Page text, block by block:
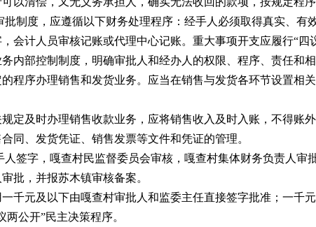
度，应遵循以下财务处理程序：经手人必须取得真实、有
会计人员审核记账或代理中心记账。重大事项开支应履行“四
部控制制度，明确审批人和经办人的权限、程序、责任和相
序办理销售和发货业务。应当在销售与发货各环节设置相
及时办理销售收款业务，应将销售收入及时入账，不得账外
、发货凭证、销售发票等文件和凭证的管理。
字，嘎查村民监督委员会审核，嘎查村集体财务负责人审
批，并报苏木镇审核备案。
元及以下由嘎查村审批人和监委主任直接签字批准；一千
公开”民主决策程序。